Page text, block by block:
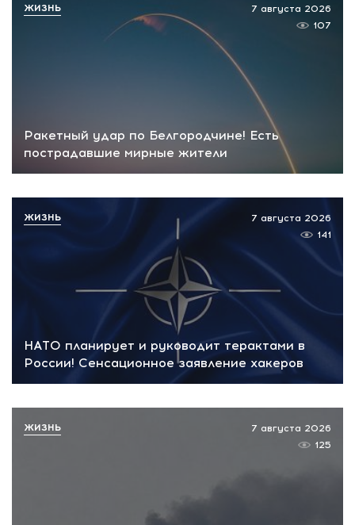
Ракетный удар по Белгородчине! Есть
пострадавшие мирные жители
7 августа 2026
107
ЖИЗНЬ
НАТО планирует и руководит терактами в
России! Сенсационное заявление хакеров
7 августа 2026
141
ЖИЗНЬ
7 августа 2026
125
ЖИЗНЬ